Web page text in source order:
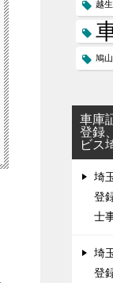
越
鳩
車庫
登録
ビス
埼
登
士
埼
登